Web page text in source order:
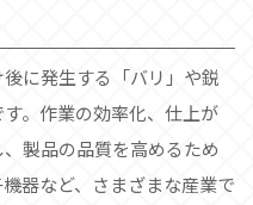
に発生する「バリ」や鋭
。作業の効率化、仕上が
製品の品質を高めるため
器など、さまざまな産業で